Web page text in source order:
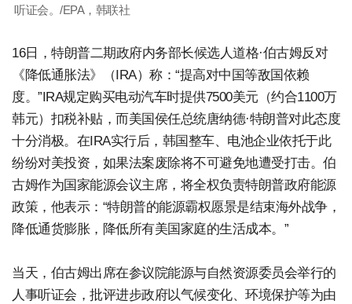
听证会。/EPA，韩联社
16日，特朗普二期政府内务部长候选人道格·伯古姆反对
《降低通胀法》（IRA）称：“提高对中国等敌国依赖
度。”IRA规定购买电动汽车时提供7500美元（约合1100万
韩元）扣税补贴，而美国侯任总统唐纳德·特朗普对此态度
十分消极。在IRA实行后，韩国整车、电池企业依托于此
纷纷对美投资，如果法案废除将不可避免地遭受打击。伯
古姆作为国家能源会议主席，将全权负责特朗普政府能源
政策，他表示：“特朗普的能源霸权愿景是结束海外战争，
降低通货膨胀，降低所有美国家庭的生活成本。”
当天，伯古姆出席在参议院能源与自然资源委员会举行的
人事听证会，批评进步政府以气候变化、环境保护等为由